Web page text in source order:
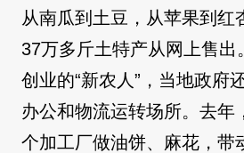
从南瓜到土豆，从苹果到红
37万多斤土特产从网上售出
创业的“新农人”，当地政府
办公和物流运转场所。去年
个加工厂做油饼、麻花，带